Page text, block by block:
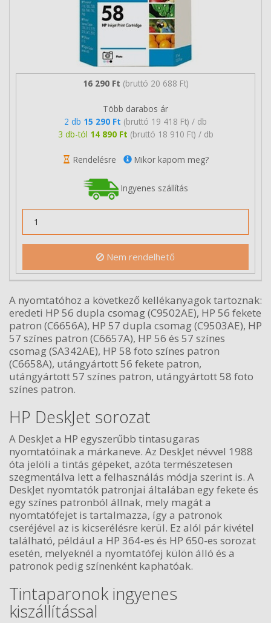
16 290 Ft (bruttó 20 688 Ft)
Több darabos ár
2 db 15 290 Ft (bruttó 19 418 Ft) / db
3 db-tól 14 890 Ft (bruttó 18 910 Ft) / db
Rendelésre Mikor kapom meg?
Ingyenes szállítás
Nem rendelhető
A nyomtatóhoz a következő kellékanyagok tartoznak:
eredeti HP 56 dupla csomag (C9502AE), HP 56 fekete
patron (C6656A), HP 57 dupla csomag (C9503AE), HP
57 színes patron (C6657A), HP 56 és 57 színes
csomag (SA342AE), HP 58 foto színes patron
(C6658A), utángyártott 56 fekete patron,
utángyártott 57 színes patron, utángyártott 58 foto
színes patron.
HP DeskJet sorozat
A DeskJet a HP egyszerűbb tintasugaras
nyomtatóinak a márkaneve. Az DeskJet névvel 1988
óta jelöli a tintás gépeket, azóta természetesen
szegmentálva lett a felhasználás módja szerint is. A
DeskJet nyomtatók patronjai általában egy fekete és
egy színes patronból állnak, mely magát a
nyomtatófejet is tartalmazza, így a patronok
cseréjével az is kicserélésre kerül. Ez alól pár kivétel
található, például a HP 364-es és HP 650-es sorozat
esetén, melyeknél a nyomtatófej külön álló és a
patronok pedig színenként kaphatóak.
Tintaparonok ingyenes
kiszállítással